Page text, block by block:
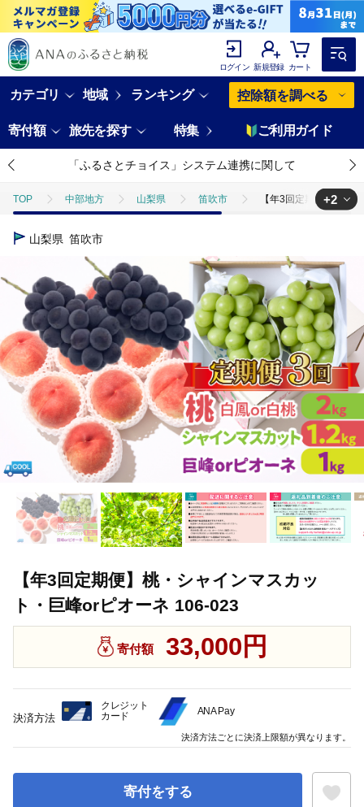
ログイン 新規登録 カート
カテゴリ 地域 ランキング 控除額を調べる
寄付額 旅先を探す 特集 ご利用ガイド
「ふるさとチョイス」システム連携に関して
TOP 中部地方 山梨県 笛吹市 【年3回定期便】桃・
TOP
フルーツ ぶどう・マスカット 【年3回定期便】桃・
+2
山梨県 笛吹市
【年3回定期便】桃・シャインマスカッ
ト・巨峰orピオーネ 106-023
寄付額 33,000円
寄付をする
決済方法
クレジット
カード
ANA Pay
決済方法ごとに決済上限額が異なります。